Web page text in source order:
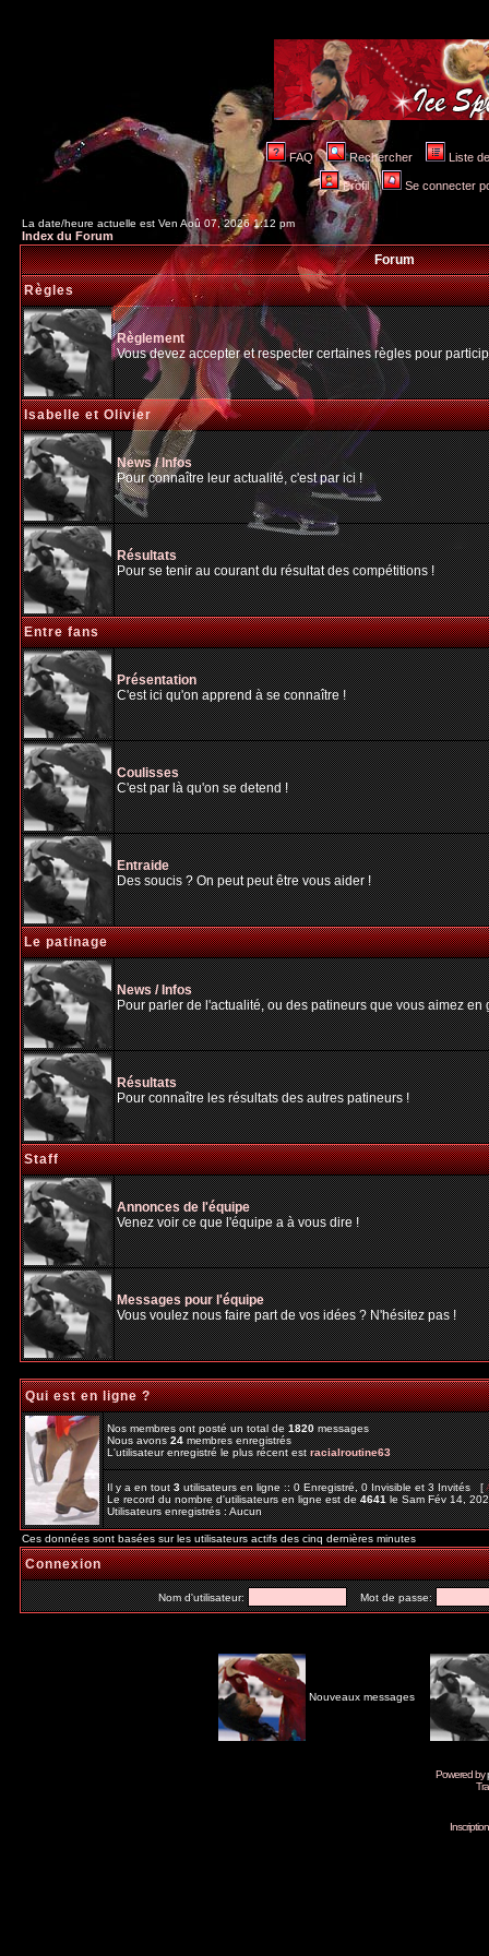
FAQ Rechercher Liste
Profil Se connecter
La date/heure actuelle est Ven Aoû 07, 2026 1:12 pm
Index du Forum
Forum
Règles
Règlement
Vous devez accepter et respecter certaines règles pour
Isabelle et Olivier
News / Infos
Pour connaître leur actualité, c'est par ici !
Résultats
Pour se tenir au courant du résultat des compétitions !
Entre fans
Présentation
C'est ici qu'on apprend à se connaître !
Coulisses
C'est par là qu'on se detend !
Entraide
Des soucis ? On peut peut être vous aider !
Le patinage
News / Infos
Pour parler de l'actualité, ou des patineurs que vous aimez
Résultats
Pour connaître les résultats des autres patineurs !
Staff
Annonces de l'équipe
Venez voir ce que l'équipe a à vous dire !
Messages pour l'équipe
Vous voulez nous faire part de vos idées ? N'hésitez pas !
Qui est en ligne ?
Nos membres ont posté un total de1820messages
Nous avons24membres enregistrés
L'utilisateur enregistré le plus récent estracialroutine63
Il y a en tout3utilisateurs en ligne :: 0 Enregistré, 0 Invisible et 3 Invités [
Le record du nombre d'utilisateurs en ligne est de4641le Sam Fév 14,
Utilisateurs enregistrés : Aucun
Ces données sont basées sur les utilisateurs actifs des cinq dernières minutes
Connexion
Nom d'utilisateur: Mot de passe:
Nouveaux messages
Powered by